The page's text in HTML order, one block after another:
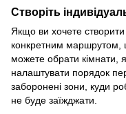
Створіть
Якщо ви хочете
конкретним маршрутом,
можете обрати кімнати,
налаштувати порядок
заборонені зони, куди
не буде заїжджати.